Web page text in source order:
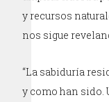
y recursos
nos sigue
“La sabiduría
y como han sido.